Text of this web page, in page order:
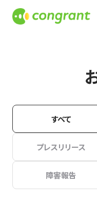
すべて
プレスリリース
障害報告